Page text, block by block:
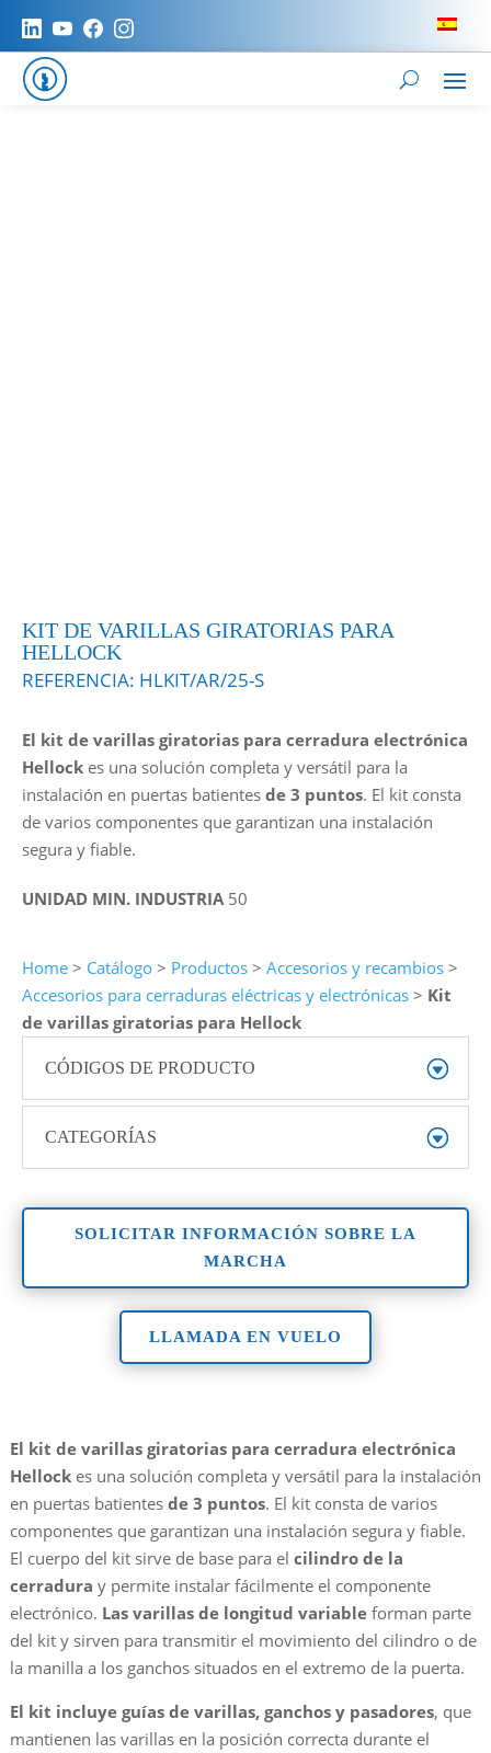
KIT DE VARILLAS GIRATORIAS PARA
HELLOCK
REFERENCIA: HLKIT/AR/25-S
El kit de varillas giratorias para cerradura electrónica
Hellockes una solución completa y versátil para la
instalación en puertas batientes de 3 puntos. El kit consta
de varios componentes que garantizan una instalación
segura y fiable.
UNIDAD MIN. INDUSTRIA 50
Home> Catálogo> Productos> Accesorios y recambios>
Accesorios para cerraduras eléctricas y electrónicas> Kit
de varillas giratorias para Hellock
CÓDIGOS DE PRODUCTO
CATEGORÍAS
SOLICITAR INFORMACIÓN SOBRE LA
MARCHA
LLAMADA EN VUELO
El kit de varillas giratorias para cerradura electrónica
Hellockes una solución completa y versátil para la instalación
en puertas batientes de 3 puntos. El kit consta de varios
componentes que garantizan una instalación segura y fiable.
El cuerpo del kit sirve de base para el cilindro de la
cerradura y permite instalar fácilmente el componente
electrónico. Las varillas de longitud variableforman parte
del kit y sirven para transmitir el movimiento del cilindro o de
la manilla a los ganchos situados en el extremo de la puerta.
El kit incluye guías de varillas, ganchos y pasadores, que
mantienen las varillas en la posición correcta durante el